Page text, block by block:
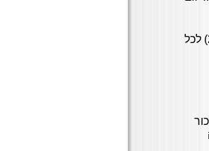
בכל מקרה לא יעלה הסכום הפטור על תקרת משכורת חודשית (12,120 ₪ בשנת 2013) לכל
החליט למכור